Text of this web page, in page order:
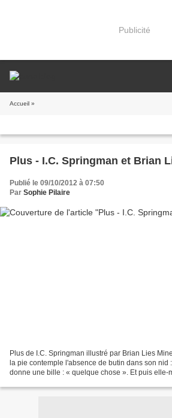
Publicité
Accueil »
Plus - I.C. Springman et Brian
Publié le 09/10/2012 à 07:50
Par Sophie Pilaire
Plus de I.C. Springman illustré par Brian Lies
la pie contemple l'absence de butin dans son nid
donne une bille : « quelque chose ». Et puis elle-